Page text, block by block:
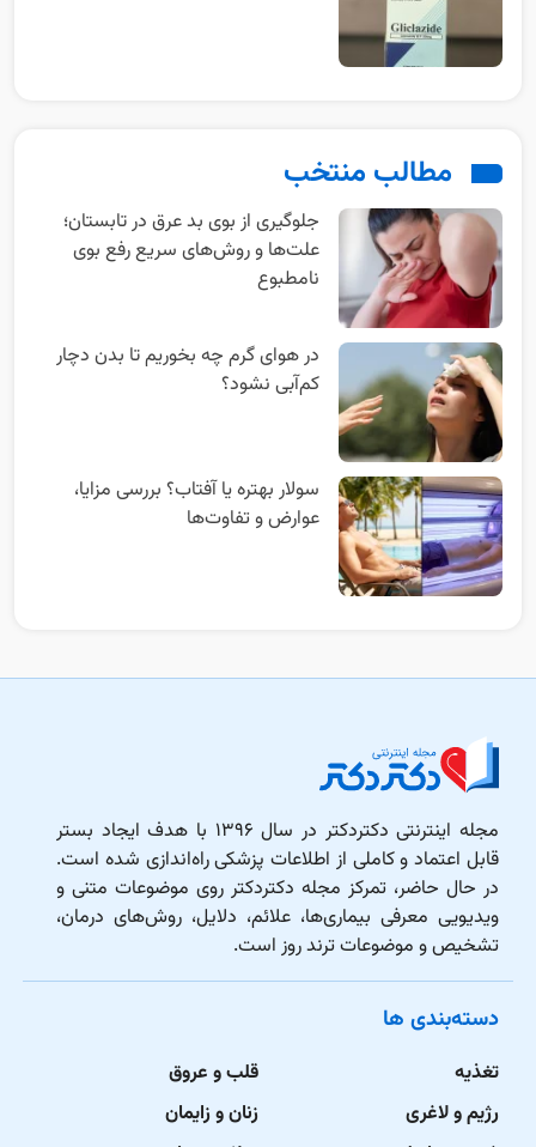
مطالب منتخب
جلوگیری از بوی بد عرق در تابستان؛
علت‌ها و روش‌های سریع رفع بوی
نامطبوع
در هوای گرم چه بخوریم تا بدن دچار
کم‌آبی نشود؟
سولار بهتره یا آفتاب؟ بررسی مزایا،
عوارض و تفاوت‌ها
مجله اینترنتی دکتردکتر در سال ۱۳۹۶ با هدف ایجاد بستر
قابل اعتماد و کاملی از اطلاعات پزشکی راه‌اندازی شده است.
در حال حاضر، تمرکز مجله دکتردکتر روی موضوعات متنی و
ویدیویی معرفی بیماری‌ها، علائم، دلایل، روش‌های درمان،
تشخیص و موضوعات ترند روز است.
دسته‌بندی ها
تغذیه
رژیم و لاغری
قلب و عروق
زنان و زایمان